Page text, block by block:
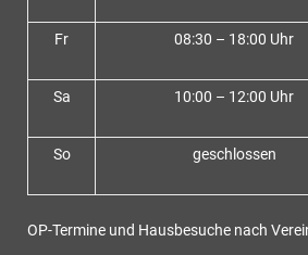
Fr 08:30 – 18:00 Uhr
Sa 10:00 – 12:00 Uhr
So geschlossen
OP-Termine und Hausbesuche nach